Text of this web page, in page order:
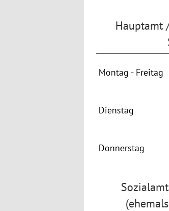
Hauptamt
Montag - Freitag
Dienstag
Donnerstag